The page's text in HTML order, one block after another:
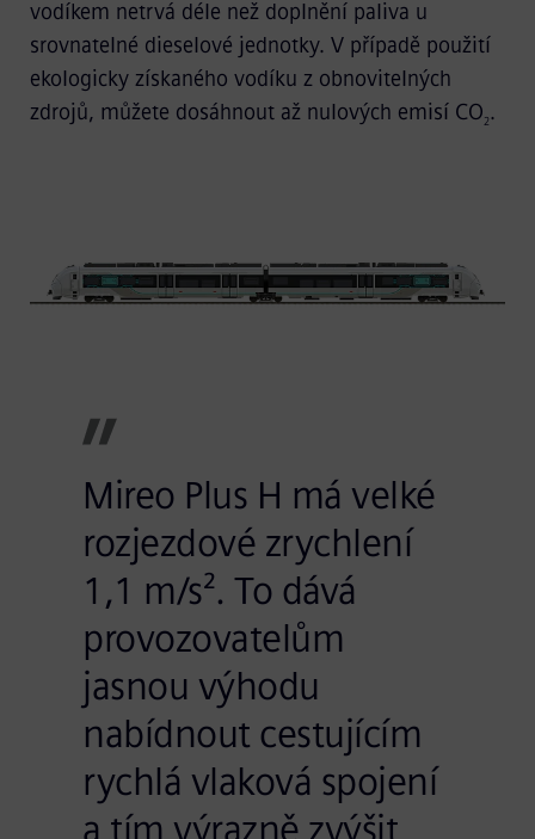
vodíkem netrvá déle než doplnění paliva u
srovnatelné dieselové jednotky. V případě použití
ekologicky získaného vodíku z obnovitelných
zdrojů, můžete dosáhnout až nulových emisí CO2.
Mireo Plus H má velké
rozjezdové zrychlení
1,1 m/s². To dává
provozovatelům
jasnou výhodu
nabídnout cestujícím
rychlá vlaková spojení
a tím výrazně zvýšit